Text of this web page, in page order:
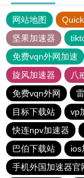
网站地图
坚果加速器
免费vqn外网加速
旋风加速器
八
免费vqn外网
目标下载站
vp
快连npv加速器
巴伯下载站
ios
手机外国加速器官